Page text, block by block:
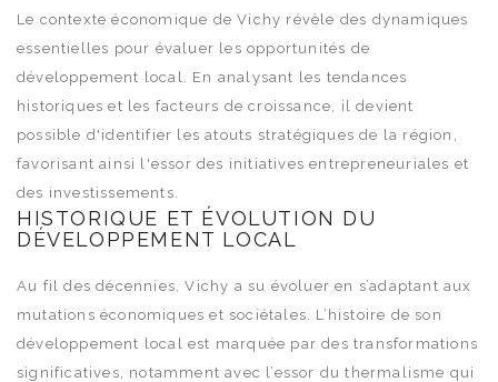
Le contexte économique de Vichy révèle des dynamiques
essentielles pour évaluer les opportunités de
développement local. En analysant les tendances
historiques et les facteurs de croissance, il devient
possible d'identifier les atouts stratégiques de la région,
favorisant ainsi l'essor des initiatives entrepreneuriales et
des investissements.
HISTORIQUE ET ÉVOLUTION DU
DÉVELOPPEMENT LOCAL
Au fil des décennies, Vichy a su évoluer en s’adaptant aux
mutations économiques et sociétales. L’histoire de son
développement local est marquée par des transformations
significatives, notamment avec l’essor du thermalisme qui